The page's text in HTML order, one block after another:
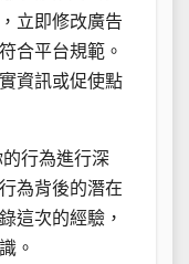
立即修改廣告
合平台規範。
資訊或促使點
的行為進行深
為背後的潛在
這次的經驗，
。